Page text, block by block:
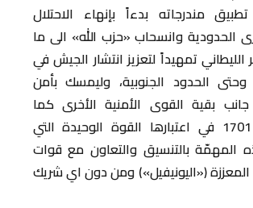
مندرجاته بدءاً بإنهاء الاحتلال
الحدودية وانسحاب «حزب الله» الى ما
تمهيداً لتعزيز انتشار الجيش في
الحدود الجنوبية، وليمسك بأمن
بقية القوى الأمنية الأخرى كما
عدّدها القرار 1701 في اعتبارها القوة الوحيدة التي
المهمّة بالتنسيق والتعاون مع قوات
المعززة («اليونيفيل») ومن دون اي شريك